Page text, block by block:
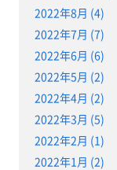
2022年8月 (4)
2022年7月 (7)
2022年6月 (6)
2022年5月 (2)
2022年4月 (2)
2022年3月 (5)
2022年2月 (1)
2022年1月 (2)